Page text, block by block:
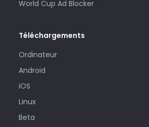
World Cup Ad Blocker
Téléchargements
Ordinateur
Android
iOS
Linux
Beta